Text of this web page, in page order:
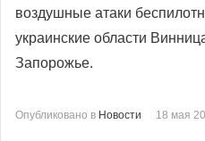
воздушные атаки
украинские области
Запорожье.
Опубликовано в Новости 18 мая